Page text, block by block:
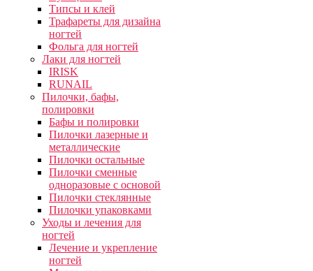
Типсы и клей
Трафареты для дизайна
ногтей
Фольга для ногтей
Лаки для ногтей
IRISK
RUNAIL
Пилочки, бафы,
полировки
Бафы и полировки
Пилочки лазерные и
металлические
Пилочки остальные
Пилочки сменные
одноразовые с основой
Пилочки стеклянные
Пилочки упаковками
Уходы и лечения для
ногтей
Лечение и укрепление
ногтей